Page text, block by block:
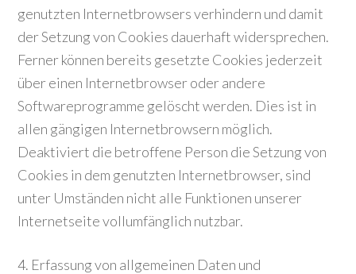
genutzten Internetbrowsers verhindern und damit
der Setzung von Cookies dauerhaft widersprechen.
Ferner können bereits gesetzte Cookies jederzeit
über einen Internetbrowser oder andere
Softwareprogramme gelöscht werden. Dies ist in
allen gängigen Internetbrowsern möglich.
Deaktiviert die betroffene Person die Setzung von
Cookies in dem genutzten Internetbrowser, sind
unter Umständen nicht alle Funktionen unserer
Internetseite vollumfänglich nutzbar.
4. Erfassung von allgemeinen Daten und